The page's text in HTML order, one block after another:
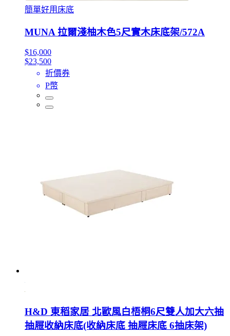
簡單好用床底
MUNA 拉爾淺柚木色5尺實木床底架/572A
$16,000
$23,500
折價券
P幣
H&D 東稻家居 北歐風白梧桐6尺雙人加大六抽
抽屜收納床底(收納床底 抽屜床底 6抽床架)